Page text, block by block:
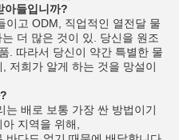
아들입니까?
이고 ODM, 직업적인 열전달 물
더 많은 것이 있. 당신을 원조
. 따라서 당신이 약간 특별한 물
저희가 알게 하는 것을 망설이
는 배로 보통 가장 싼 방법이기
지역을 위해,